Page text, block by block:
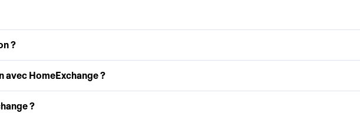
?
avec HomeExchange ?
?